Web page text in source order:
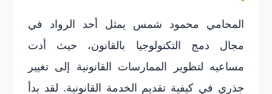
المحامي محمود شمس يمثل أحد الرواد في
مجال دمج التكنولوجيا بالقانون، حيث أدت
مساعيه لتطوير الممارسات القانونية إلى تغيير
جذري في كيفية تقديم الخدمة القانونية. لقد بدأ